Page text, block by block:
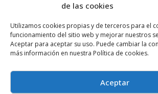
de las cookies
Utilizamos cookies propias y de terceros para el
funcionamiento del sitio web y mejorar nuestros
Aceptar para aceptar su uso. Puede cambiar la
más información en nuestra Política de cookies.
Aceptar
Síguenos en Redes sociales
Facebook
Instagram